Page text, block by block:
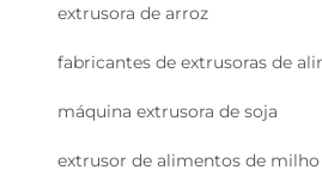
extrusora de arroz
fabricantes de extrusoras de
máquina extrusora de soja
extrusor de alimentos de